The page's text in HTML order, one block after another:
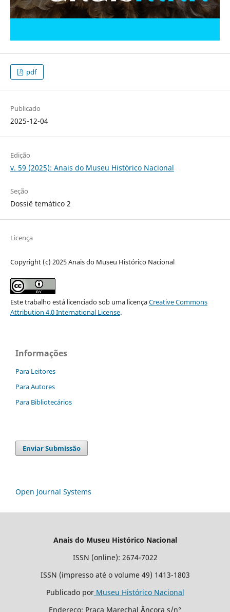
pdf
Publicado
2025-12-04
Edição
v. 59 (2025): Anais do Museu Histórico Nacional
Seção
Dossiê temático 2
Licença
Copyright (c) 2025 Anais do Museu Histórico Nacional
Este trabalho está licenciado sob uma licençaCreative Commons
Attribution 4.0 International License.
Informações
Para Leitores
Para Autores
Para Bibliotecários
Enviar Submissão
Open Journal Systems
Anais do Museu Histórico Nacional
ISSN (online): 2674-7022
ISSN (impresso até o volume 49) 1413-1803
Publicado porMuseu Histórico Nacional
Endereço: Praça Marechal Âncora s/n°